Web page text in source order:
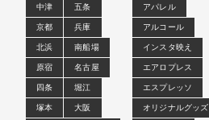
中津
五条
京都
兵庫
北浜
南船場
原宿
名古屋
四条
堀江
塚本
大阪
アパレル
アルコール
インスタ映え
エアロプレス
エスプレッソ
オリジナルグッズ